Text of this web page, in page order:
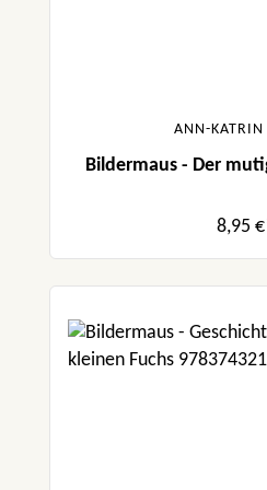
ANN-KATRIN
Bildermaus - Der
8,95